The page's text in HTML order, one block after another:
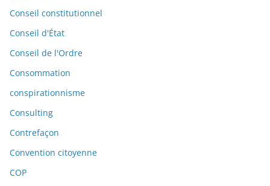
Conseil constitutionnel
Conseil d'État
Conseil de l'Ordre
Consommation
conspirationnisme
Consulting
Contrefaçon
Convention citoyenne
COP